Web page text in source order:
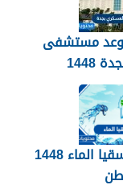
مستشفى
حجز موعد سقيا الماء 1448